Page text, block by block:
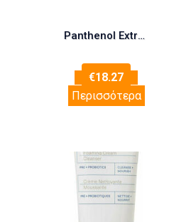
Panthenol Extra Set Party O’Clock Silver Micellar True Cleanser Gel 3in1 Ζελέ Καθαρισμού 150ml + Face & Eye Cream Αντιρυτιδική Κρέμα 50ml + White Tea Beauty Intensive Mask Μάσκα με Λευκό Τσάϊ 50ml + Δώρο Ασημένιο Νεσεσέρ 1τμχ
€18.27
Περισσότερα